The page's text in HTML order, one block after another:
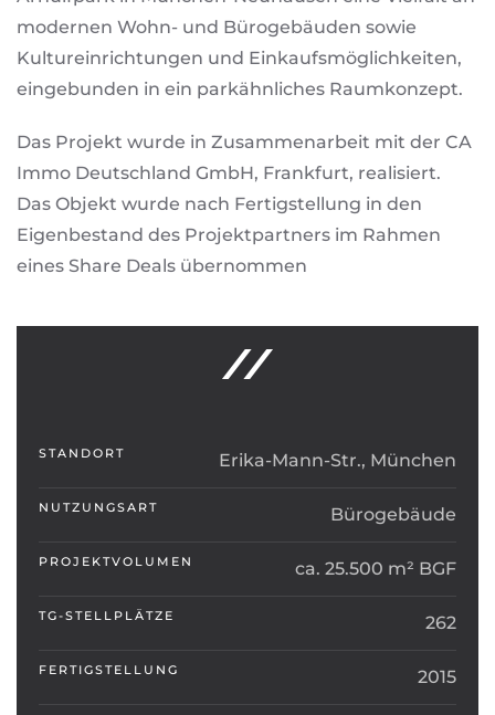
modernen Wohn- und Bürogebäuden sowie
Kultureinrichtungen und Einkaufsmöglichkeiten,
eingebunden in ein parkähnliches Raumkonzept.
Das Projekt wurde in Zusammenarbeit mit der CA
Immo Deutschland GmbH, Frankfurt, realisiert.
Das Objekt wurde nach Fertigstellung in den
Eigenbestand des Projektpartners im Rahmen
eines Share Deals übernommen
STANDORT Erika-Mann-Str., München
NUTZUNGSART Bürogebäude
PROJEKTVOLUMEN ca. 25.500 m² BGF
TG-STELLPLÄTZE 262
FERTIGSTELLUNG 2015